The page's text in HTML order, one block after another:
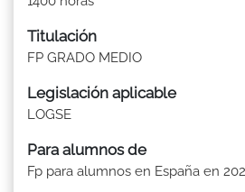
Titulación
FP GRADO MEDIO
Legislación aplicable
LOGSE
Para alumnos de
Fp para alumnos en España en